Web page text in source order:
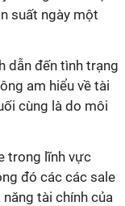
suất ngày một
dẫn đến tình trạng
am hiểu về tài
cùng là do môi
trong lĩnh vực
đó các các sale
tài chính của